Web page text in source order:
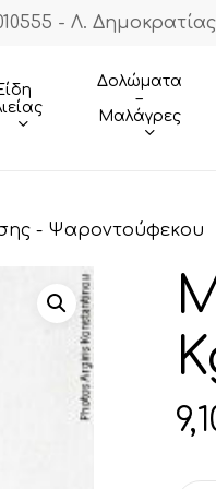
- Λ.
Δολώματα
–
Μαλάγρες
- Ψαροντούφεκου